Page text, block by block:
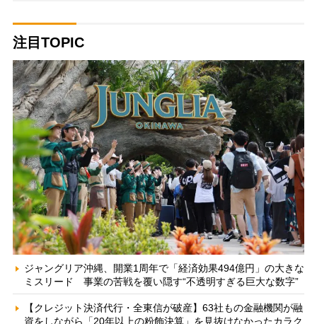
注目TOPIC
ジャングリア沖縄、開業1周年で「経済効果494億円」の大きな
ミスリード 事業の苦戦を覆い隠す“不透明すぎる巨大な数字”
【クレジット決済代行・全東信が破産】63社もの金融機関が融
資をしながら「20年以上の粉飾決算」を見抜けなかったカラク